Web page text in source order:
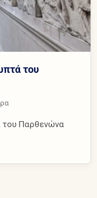
του
του Παρθενώνα